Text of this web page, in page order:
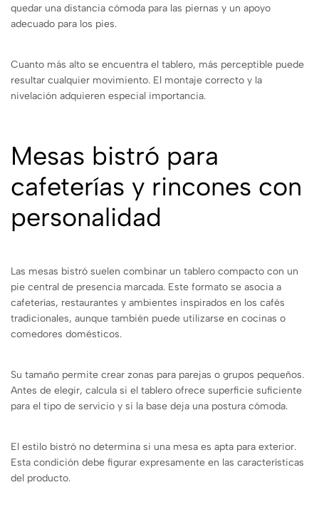
quedar una distancia cómoda para las piernas y un apoyo
adecuado para los pies.
Cuanto más alto se encuentra el tablero, más perceptible puede
resultar cualquier movimiento. El montaje correcto y la
nivelación adquieren especial importancia.
Mesas bistró para
cafeterías y rincones con
personalidad
Las mesas bistró suelen combinar un tablero compacto con un
pie central de presencia marcada. Este formato se asocia a
cafeterías, restaurantes y ambientes inspirados en los cafés
tradicionales, aunque también puede utilizarse en cocinas o
comedores domésticos.
Su tamaño permite crear zonas para parejas o grupos pequeños.
Antes de elegir, calcula si el tablero ofrece superficie suficiente
para el tipo de servicio y si la base deja una postura cómoda.
El estilo bistró no determina si una mesa es apta para exterior.
Esta condición debe figurar expresamente en las características
del producto.